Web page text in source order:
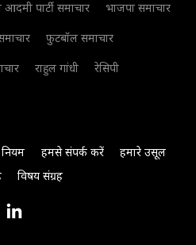
पार्टी समाचार
भाजपा समाचार
फुटबॉल समाचार
राहुल गांधी
रेसिपी
नियम हमसे संपर्क करें
हमारे उसूल
विषय संग्रह